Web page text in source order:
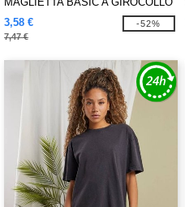
3,58 €
7,47 €
-52%